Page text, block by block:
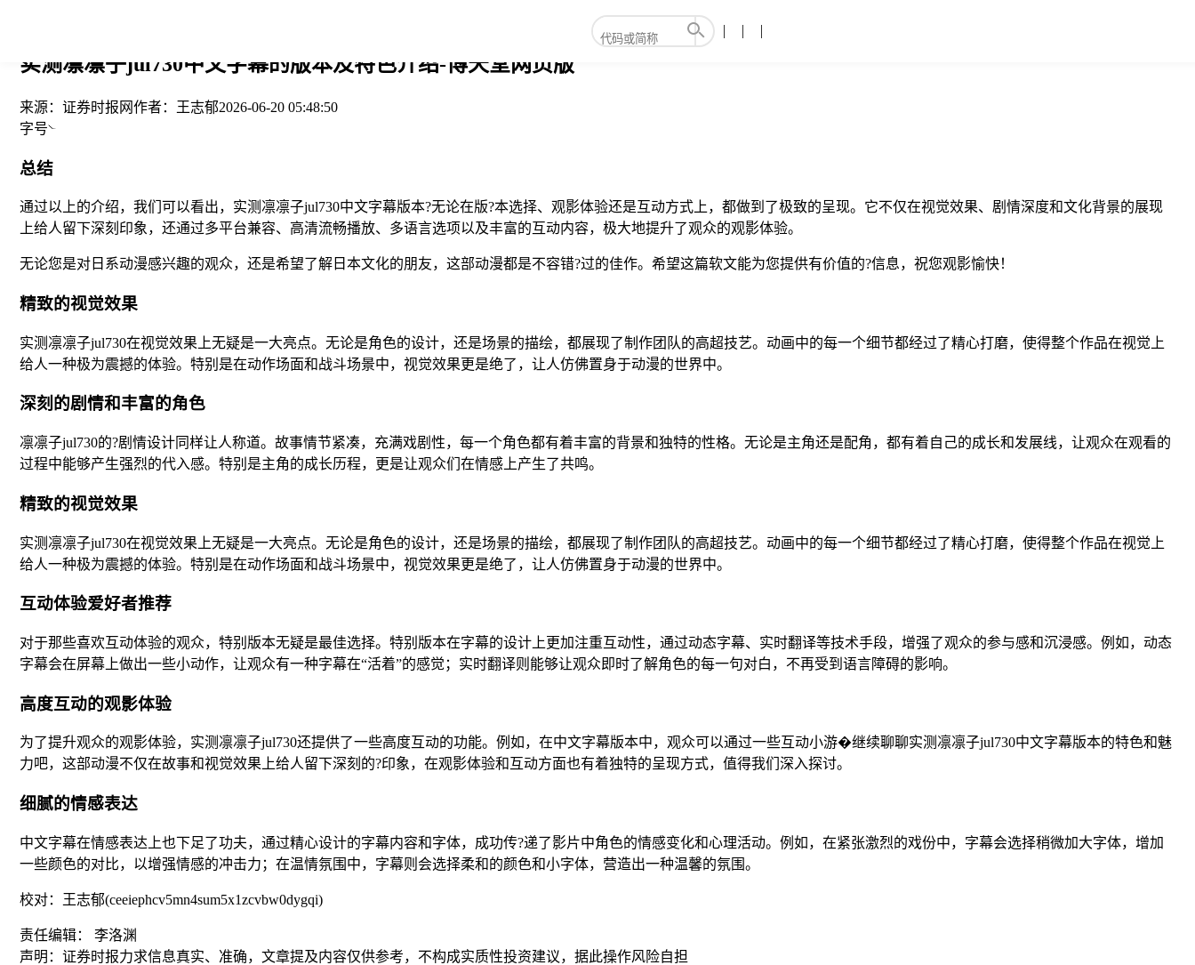
实测凛凛子jul730中文字幕的版本及特色介绍-博天堂网页版
来源： 证券时报网作者： 王志郁2026-06-20 05:48:50
字号
总结
通过以上的介绍，我们可以看出，实测凛凛子jul730中文字幕版本?无论在版?本选择、观影体验还是互动方式上，都做到了极致的呈现。它不仅在视觉效果、剧情深度和文化背景的展现
上给人留下深刻印象，还通过多平台兼容、高清流畅播放、多语言选项以及丰富的互动内容，极大地提升了观众的观影体验。
无论您是对日系动漫感兴趣的观众，还是希望了解日本文化的朋友，这部动漫都是不容错?过的佳作。希望这篇软文能为您提供有价值的?信息，祝您观影愉快！
精致的视觉效果
实测凛凛子jul730在视觉效果上无疑是一大亮点。无论是角色的设计，还是场景的描绘，都展现了制作团队的高超技艺。动画中的每一个细节都经过了精心打磨，使得整个作品在视觉上
给人一种极为震撼的体验。特别是在动作场面和战斗场景中，视觉效果更是绝了，让人仿佛置身于动漫的世界中。
深刻的剧情和丰富的角色
凛凛子jul730的?剧情设计同样让人称道。故事情节紧凑，充满戏剧性，每一个角色都有着丰富的背景和独特的性格。无论是主角还是配角，都有着自己的成长和发展线，让观众在观看的
过程中能够产生强烈的代入感。特别是主角的成长历程，更是让观众们在情感上产生了共鸣。
精致的视觉效果
实测凛凛子jul730在视觉效果上无疑是一大亮点。无论是角色的设计，还是场景的描绘，都展现了制作团队的高超技艺。动画中的每一个细节都经过了精心打磨，使得整个作品在视觉上
给人一种极为震撼的体验。特别是在动作场面和战斗场景中，视觉效果更是绝了，让人仿佛置身于动漫的世界中。
互动体验爱好者推荐
对于那些喜欢互动体验的观众，特别版本无疑是最佳选择。特别版本在字幕的设计上更加注重互动性，通过动态字幕、实时翻译等技术手段，增强了观众的参与感和沉浸感。例如，动态
字幕会在屏幕上做出一些小动作，让观众有一种字幕在“活着”的感觉；实时翻译则能够让观众即时了解角色的每一句对白，不再受到语言障碍的影响。
高度互动的观影体验
为了提升观众的观影体验，实测凛凛子jul730还提供了一些高度互动的功能。例如，在中文字幕版本中，观众可以通过一些互动小游�继续聊聊实测凛凛子jul730中文字幕版本的特色和魅
力吧，这部动漫不仅在故事和视觉效果上给人留下深刻的?印象，在观影体验和互动方面也有着独特的呈现方式，值得我们深入探讨。
细腻的情感表达
中文字幕在情感表达上也下足了功夫，通过精心设计的字幕内容和字体，成功传?递了影片中角色的情感变化和心理活动。例如，在紧张激烈的戏份中，字幕会选择稍微加大字体，增加
一些颜色的对比，以增强情感的冲击力；在温情氛围中，字幕则会选择柔和的颜色和小字体，营造出一种温馨的氛围。
校对：王志郁(ceeiephcv5mn4sum5x1zcvbw0dygqi)
责任编辑： 李洛渊
声明：证券时报力求信息真实、准确，文章提及内容仅供参考，不构成实质性投资建议，据此操作风险自担